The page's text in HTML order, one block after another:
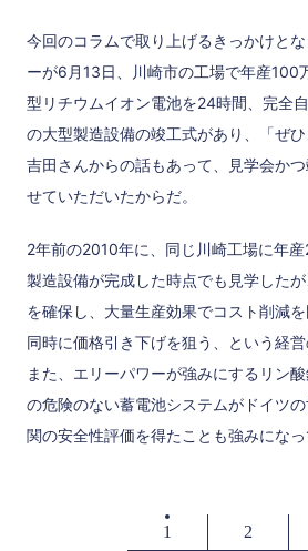
今回のコラムで取り上げるきっかけと
ーが6月13日、川崎市の工場で年産100
型リチウムイオン電池を24時間、完全
の大型製造設備の竣工式があり、「ぜ
吉田さんからの話もあって、見学会か
せていただいたからだ。
2年前の2010年に、同じ川崎工場に年
製造設備が完成した時点でも見学した
を確保し、大量生産効果でコスト削減
同時に価格引き下げを狙う、という経営
また、エリーパワーが強みにするリン
の危険のない蓄電池システムがドイツ
関の安全性評価を得たことも強みになっ
1 2